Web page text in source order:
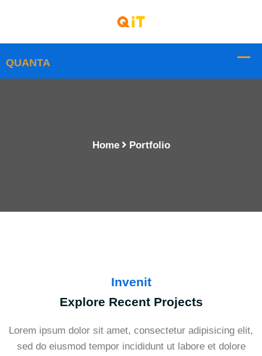
Home Portfolio
Invenit
Explore Recent Projects
Lorem ipsum dolor sit amet, consectetur adipisicing elit,
sed do eiusmod tempor incididunt ut labore et dolore